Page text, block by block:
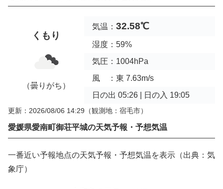
くもり
（曇りがち）
気温： 32.58℃
湿度：59%
気圧：1004hPa
風 ：東 7.63m/s
日の出 05:26 | 日の入 19:05
更新：2026/08/06 14:29 （観測地：宿毛市）
愛媛県愛南町御荘平城の天気予報・予想気温
一番近い予報地点の天気予報・予想気温を表示（出典：気
象庁）